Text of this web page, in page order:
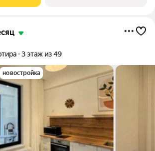
3 этаж из 49
новостройка